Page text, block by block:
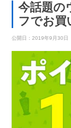
今話題の
フでお買
公開日： 2019年9月30日